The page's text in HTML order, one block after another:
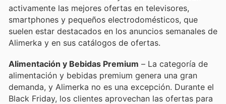
activamente las mejores ofertas en televisores,
smartphones y pequeños electrodomésticos, que
suelen estar destacados en los anuncios semanales de
Alimerka y en sus catálogos de ofertas.
Alimentación y Bebidas Premium – La categoría de
alimentación y bebidas premium genera una gran
demanda, y Alimerka no es una excepción. Durante el
Black Friday, los clientes aprovechan las ofertas para